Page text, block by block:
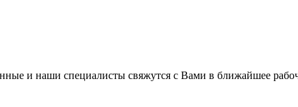
и наши специалисты свяжутся с Вами в ближайшее